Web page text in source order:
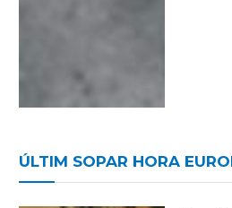
ÚLTIM SOPAR HORA